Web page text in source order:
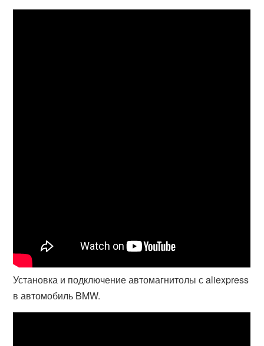
Установка и подключение автомагнитолы с aliexpress
в автомобиль BMW.